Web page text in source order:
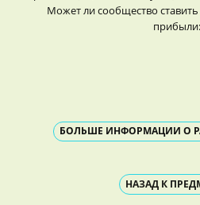
БОЛЬШЕ ИНФОРМАЦИИ О
НАЗАД К